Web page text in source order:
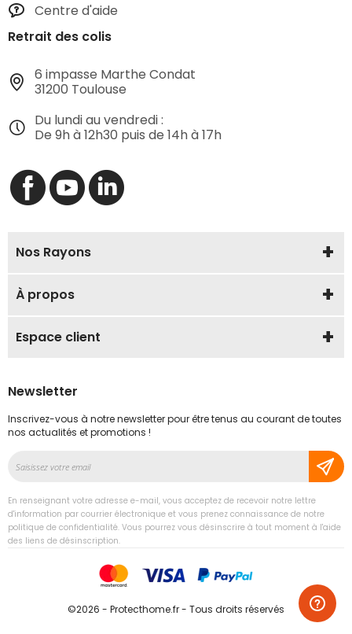
Centre d'aide
Retrait des colis
6 impasse Marthe Condat
31200 Toulouse
Du lundi au vendredi :
De 9h à 12h30 puis de 14h à 17h
Nos Rayons
À propos
Espace client
Newsletter
Inscrivez-vous à notre newsletter pour être tenus au courant de toutes
nos actualités et promotions !
notre
lettre
d’information
:
En renseignant votre adresse e-mail, vous acceptez de recevoir notre lettre
d'information par courrier électronique et vous prenez connaissance de notre
politique de confidentialité. Vous pourrez vous désinscrire à tout moment à l'aide
des liens de désinscription.
©2026 - Protecthome.fr - Tous droits réservés